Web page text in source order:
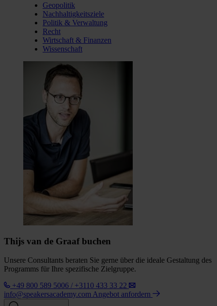
Geopolitik
Nachhaltigkeitsziele
Politik & Verwaltung
Recht
Wirtschaft & Finanzen
Wissenschaft
Thijs van de Graaf buchen
Unsere Consultants beraten Sie gerne über die ideale Gestaltung des
Programms für Ihre spezifische Zielgruppe.
+49 800 589 5006 / +3110 433 33 22
info@speakersacademy.com Angebot anfordern